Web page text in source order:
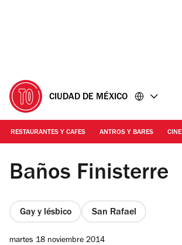
CIUDAD DE MÉXICO
RESTAURANTES Y CAFES ANTROS Y BARES CINE
Foto: Alejandra Carbajal
Baños Finisterre
Gay y lésbico San Rafael
martes 18 noviembre 2014